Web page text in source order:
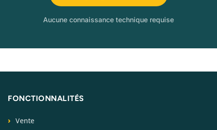
Aucune connaissance technique requise
FONCTIONNALITÉS
Vente